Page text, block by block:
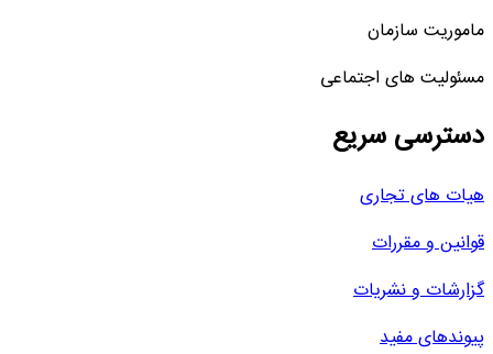
ماموریت سازمان
مسئولیت های اجتماعی
دسترسی سریع
هیات های تجاری
قوانین و مقررات
گزارشات و نشریات
پیوندهای مفید